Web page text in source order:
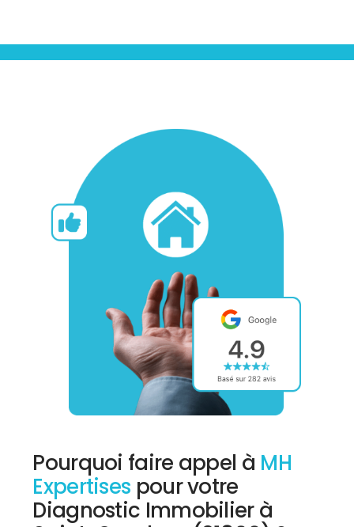
Pourquoi faire appel à MH
Expertises pour votre
Diagnostic Immobilier à